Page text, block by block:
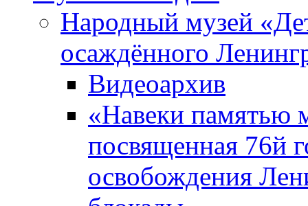
Народный музей
осаждённого
Видеоархив
«Навеки памятью
посвященная 76й
освобождения